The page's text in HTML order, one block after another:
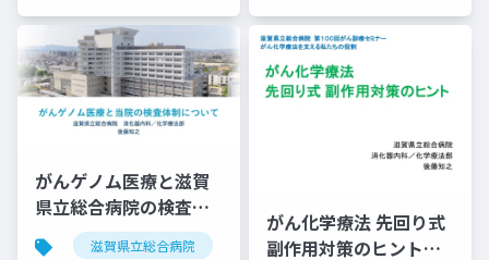
がんゲノム医療と滋賀
県立総合病院の検査体
制について滋賀県立総合病院 がんゲノム医療 がん遺伝子パ
がん化学療法 先回り式
副作用対策のヒント